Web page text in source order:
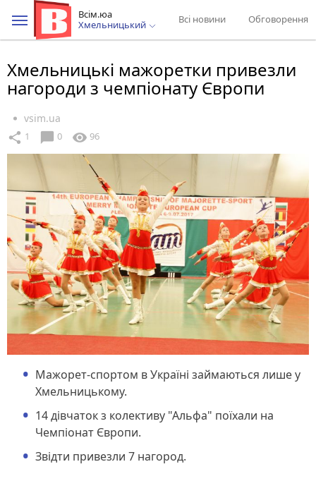
Всім.юа
Хмельницький
Всі новини Обговорення
Хмельницькі мажоретки привезли
нагороди з чемпіонату Європи
vsim.ua
share 1 chat_bubble 0 visibility 96
Мажорет-спортом в Україні займаються лише у
Хмельницькому.
14 дівчаток з колективу "Альфа" поїхали на
Чемпіонат Європи.
Звідти привезли 7 нагород.